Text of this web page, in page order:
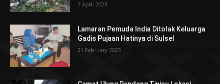
7 April 2023
Lamaran Pemuda India Ditolak Keluarga
Gadis Pujaan Hatinya di Sulsel
21 February 2023